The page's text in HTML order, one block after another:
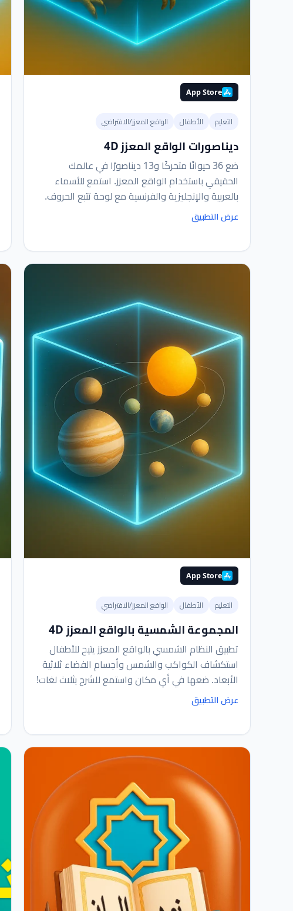
App Store
التعليم الأطفال الواقع المعزز/الافتراضي
ديناصورات الواقع المعزز 4D
ضع 36 حيوانًا متحركًا و13 ديناصورًا في عالمك
الحقيقي باستخدام الواقع المعزز. استمع للأسماء
بالعربية والإنجليزية والفرنسية مع لوحة تتبع الحروف.
عرض التطبيق
App Store
التعليم الأطفال الواقع المعزز/الافتراضي
المجموعة الشمسية بالواقع المعزز 4D
تطبيق النظام الشمسي بالواقع المعزز يتيح للأطفال
استكشاف الكواكب والشمس وأجسام الفضاء ثلاثية
الأبعاد. ضعها في أي مكان واستمع للشرح بثلاث لغات!
عرض التطبيق